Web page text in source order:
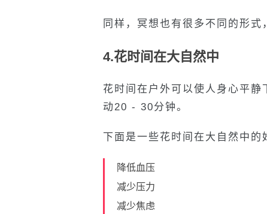
同样，冥想也有很多不同的形式
4.花时间在大自然中
花时间在户外可以使人身心平
动20 - 30分钟。
下面是一些花时间在大自然中的
降低血压
减少压力
减少焦虑